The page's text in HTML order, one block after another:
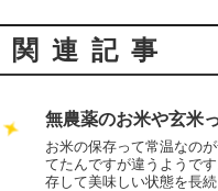
関連記事
無農薬のお米や玄米
お米の保存って常温なの
てたんですが違うようで
存して美味しい状態を長続